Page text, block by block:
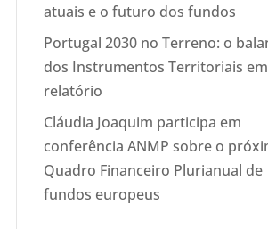
atuais e o futuro dos fundos
Portugal 2030 no Terreno: o
dos Instrumentos Territoriais em
relatório
Cláudia Joaquim participa em
conferência ANMP sobre o
Quadro Financeiro Plurianual de
fundos europeus